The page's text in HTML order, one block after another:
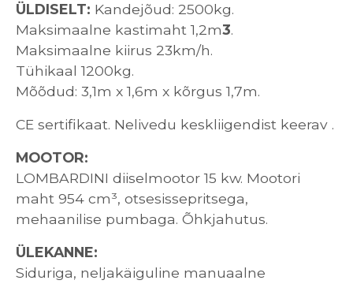
ÜLDISELT: Kandejõud: 2500kg.
Maksimaalne kastimaht 1,2m3.
Maksimaalne kiirus 23km/h.
Tühikaal 1200kg.
Mõõdud: 3,1m x 1,6m x kõrgus 1,7m.
CE sertifikaat. Nelivedu keskliigendist keerav .
MOOTOR:
LOMBARDINI diiselmootor 15 kw. Mootori
maht 954 cm³, otsesissepritsega,
mehaanilise pumbaga. Õhkjahutus.
ÜLEKANNE:
Siduriga, neljakäiguline manuaalne